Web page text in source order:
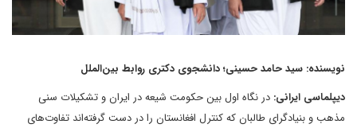
نویسنده: سید حامد حسینی؛ دانشجوی دکتری روابط بین‌الملل
دیپلماسی ایرانی: در نگاه اول بین حکومت شیعه در ایران و تشکیلات سنی
مذهب و بنیادگرای طالبان که کنترل افغانستان را در دست گرفته‌اند تفاوت‌های